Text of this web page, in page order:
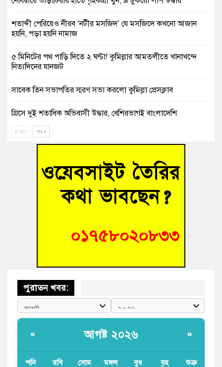
শতাব্দী পেরিয়েও নীরব ‘নটীর মসজিদ’ যে মসজিদে কখনো আজান
হয়নি, পড়া হয়নি নামাজ
৫ মিনিটের পথ পাড়ি দিতে ২ ঘণ্টা! কুমিল্লার আমতলীতে খানাখন্দে
নিত্যদিনের যানজট
সাবেক তিন সভাপতির স্মরণ সভা করলো কুমিল্লা প্রেসক্লাব
গ্রিসে দুই শতাধিক অভিবাসী উদ্ধার, বেশিরভাগই বাংলাদেশি
বুড়িচংয়ে নিখোঁজের ৩ দিন পর ফিশারির পুকুরে রিকশাচালকের মরদেহ
“স্পেশাল ট্রাইব্যুনালে জুলাই গণহত্যার বিচার করেন, জনগণ আপনাদের
ছাড়বে না-সাক্কু
ভাষা সৈনিক অজিত গুহ মহাবিদ্যালয়ে জুলাই গণঅভ্যুত্থান দিবসের
‘হাসিনাকে ফেরাতে তৎপরতা’ কুবিতে ১১ শিক্ষককে ঘিরে ফ্যাক্ট-
আগে পরে
পুরাতন খবর:
« আগষ্ট ২০২৬ »
শনি রবি সোম মঙ্গল বুধ বৃহ শুক্র